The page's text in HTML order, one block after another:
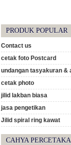
PRODUK POPULAR
Contact us
cetak foto Postcard
undangan tasyakuran &
cetak photo
jilid lakban biasa
jasa pengetikan
Jilid spiral ring kawat
CAHYA